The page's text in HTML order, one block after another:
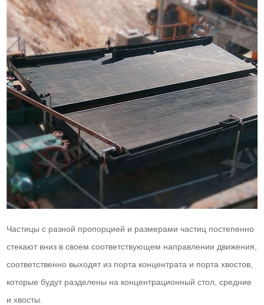
Частицы с разной пропорцией и размерами частиц постепенно
стекают вниз в своем соответствующем направлении движения,
соответственно выходят из порта концентрата и порта хвостов,
которые будут разделены на концентрационный стол, средние
и хвосты.